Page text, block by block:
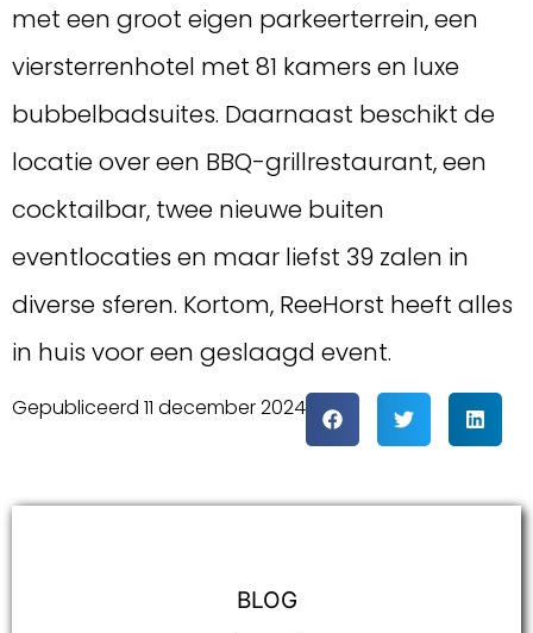
met een groot eigen parkeerterrein, een
viersterrenhotel met 81 kamers en luxe
bubbelbadsuites. Daarnaast beschikt de
locatie over een BBQ-grillrestaurant, een
cocktailbar, twee nieuwe buiten
eventlocaties en maar liefst 39 zalen in
diverse sferen. Kortom, ReeHorst heeft alles
in huis voor een geslaagd event.
Gepubliceerd 11 december 2024
BLOG